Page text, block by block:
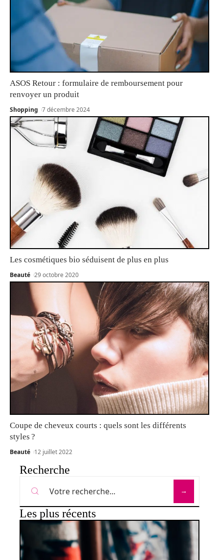
ASOS Retour : formulaire de remboursement pour
renvoyer un produit
Shopping 7 décembre 2024
Les cosmétiques bio séduisent de plus en plus
Beauté 29 octobre 2020
Coupe de cheveux courts : quels sont les différents
styles ?
Beauté 12 juillet 2022
Recherche
Les plus récents